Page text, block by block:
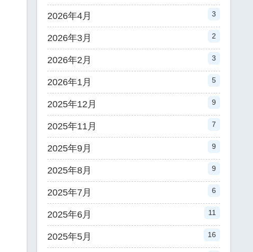
2026年4月 3
2026年3月 2
2026年2月 3
2026年1月 5
2025年12月 9
2025年11月 7
2025年9月 9
2025年8月 9
2025年7月 6
2025年6月 11
2025年5月 16